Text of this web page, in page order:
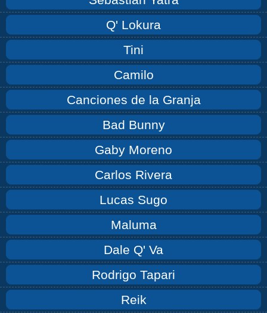
Q' Lokura
Tini
Camilo
Canciones de la Granja
Bad Bunny
Gaby Moreno
Carlos Rivera
Lucas Sugo
Maluma
Dale Q' Va
Rodrigo Tapari
Reik